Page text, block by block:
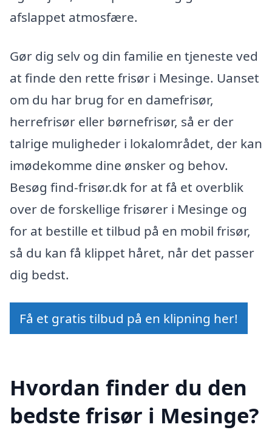
afslappet atmosfære.
Gør dig selv og din familie en tjeneste ved
at finde den rette frisør i Mesinge. Uanset
om du har brug for en damefrisør,
herrefrisør eller børnefrisør, så er der
talrige muligheder i lokalområdet, der kan
imødekomme dine ønsker og behov.
Besøg find-frisør.dk for at få et overblik
over de forskellige frisører i Mesinge og
for at bestille et tilbud på en mobil frisør,
så du kan få klippet håret, når det passer
dig bedst.
Få et gratis tilbud på en klipning her!
Hvordan finder du den
bedste frisør i Mesinge?